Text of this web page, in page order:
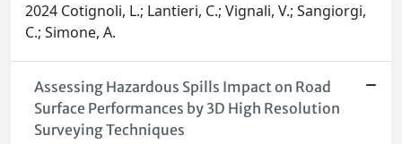
2024 Cotignoli, L.; Lantieri, C.; Vignali, V.; Sangiorgi,
C.; Simone, A.
Assessing Hazardous Spills Impact on Road
Surface Performances by 3D High Resolution
Surveying Techniques